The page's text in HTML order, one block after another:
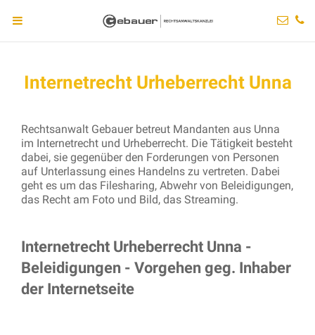
Internetrecht Urheberrecht Unna
Rechtsanwalt Gebauer betreut Mandanten aus Unna
im Internetrecht und Urheberrecht. Die Tätigkeit besteht
dabei, sie gegenüber den Forderungen von Personen
auf Unterlassung eines Handelns zu vertreten. Dabei
geht es um das Filesharing, Abwehr von Beleidigungen,
das Recht am Foto und Bild, das Streaming.
Internetrecht Urheberrecht Unna -
Beleidigungen - Vorgehen geg. Inhaber
der Internetseite